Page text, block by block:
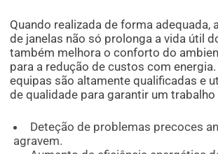
Quando realizada de forma adequada,
de janelas não só prolonga a vida útil
também melhora o conforto do
para a redução de custos com
equipas são altamente qualificadas e
de qualidade para garantir um trabalho
Deteção de problemas precoces
agravem.